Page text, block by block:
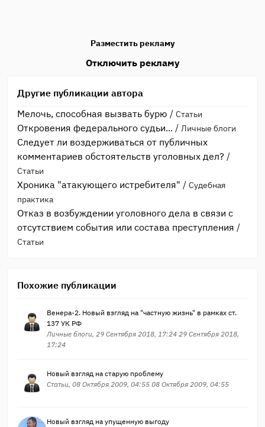
Разместить рекламу
Отключить рекламу
Другие публикации автора
Мелочь, способная вызвать бурю / Статьи
Откровения федерального судьи... / Личные блоги
Следует ли воздерживаться от публичных
комментариев обстоятельств уголовных дел? /
Статьи
Хроника "атакующего истребителя" / Судебная
практика
Отказ в возбуждении уголовного дела в связи с
отсутствием события или состава преступления /
Статьи
Похожие публикации
Венера-2. Новый взгляд на "частную жизнь" в рамках ст.
137 УК РФ
Личные блоги, 29 Сентября 2018, 17:24 29 Сентября 2018,
17:24
Новый взгляд на старую проблему
Статьи, 08 Октября 2009, 04:55 08 Октября 2009, 04:55
Новый взгляд на упущенную выгоду